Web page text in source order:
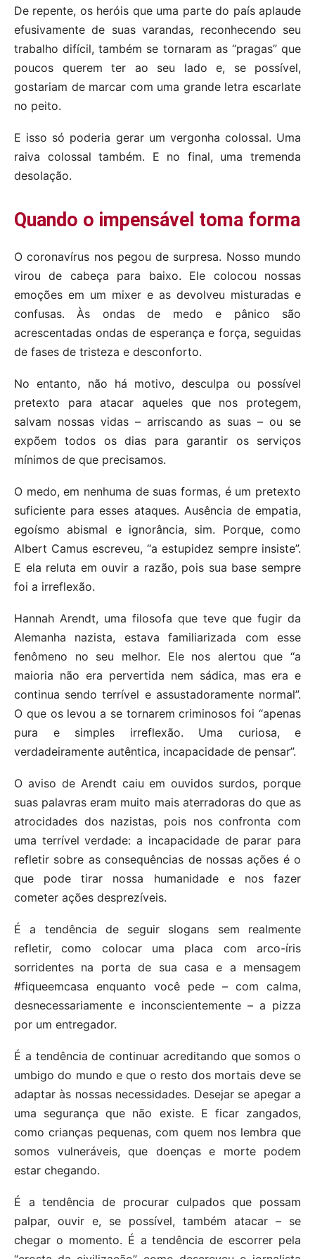
De repente, os heróis que uma parte do país aplaude
efusivamente de suas varandas, reconhecendo seu
trabalho difícil, também se tornaram as “pragas” que
poucos querem ter ao seu lado e, se possível,
gostariam de marcar com uma grande letra escarlate
no peito.
E isso só poderia gerar um vergonha colossal. Uma
raiva colossal também. E no final, uma tremenda
desolação.
Quando o impensável toma forma
O coronavírus nos pegou de surpresa. Nosso mundo
virou de cabeça para baixo. Ele colocou nossas
emoções em um mixer e as devolveu misturadas e
confusas. Às ondas de medo e pânico são
acrescentadas ondas de esperança e força, seguidas
de fases de tristeza e desconforto.
No entanto, não há motivo, desculpa ou possível
pretexto para atacar aqueles que nos protegem,
salvam nossas vidas – arriscando as suas – ou se
expõem todos os dias para garantir os serviços
mínimos de que precisamos.
O medo, em nenhuma de suas formas, é um pretexto
suficiente para esses ataques. Ausência de empatia,
egoísmo abismal e ignorância, sim. Porque, como
Albert Camus escreveu, “a estupidez sempre insiste”.
E ela reluta em ouvir a razão, pois sua base sempre
foi a irreflexão.
Hannah Arendt, uma filosofa que teve que fugir da
Alemanha nazista, estava familiarizada com esse
fenômeno no seu melhor. Ele nos alertou que “a
maioria não era pervertida nem sádica, mas era e
continua sendo terrível e assustadoramente normal”.
O que os levou a se tornarem criminosos foi “apenas
pura e simples irreflexão. Uma curiosa, e
verdadeiramente autêntica, incapacidade de pensar”.
O aviso de Arendt caiu em ouvidos surdos, porque
suas palavras eram muito mais aterradoras do que as
atrocidades dos nazistas, pois nos confronta com
uma terrível verdade: a incapacidade de parar para
refletir sobre as consequências de nossas ações é o
que pode tirar nossa humanidade e nos fazer
cometer ações desprezíveis.
É a tendência de seguir slogans sem realmente
refletir, como colocar uma placa com arco-íris
sorridentes na porta de sua casa e a mensagem
#fiqueemcasa enquanto você pede – com calma,
desnecessariamente e inconscientemente – a pizza
por um entregador.
É a tendência de continuar acreditando que somos o
umbigo do mundo e que o resto dos mortais deve se
adaptar às nossas necessidades. Desejar se apegar a
uma segurança que não existe. E ficar zangados,
como crianças pequenas, com quem nos lembra que
somos vulneráveis, que doenças e morte podem
estar chegando.
É a tendência de procurar culpados que possam
palpar, ouvir e, se possível, também atacar – se
chegar o momento. É a tendência de escorrer pela